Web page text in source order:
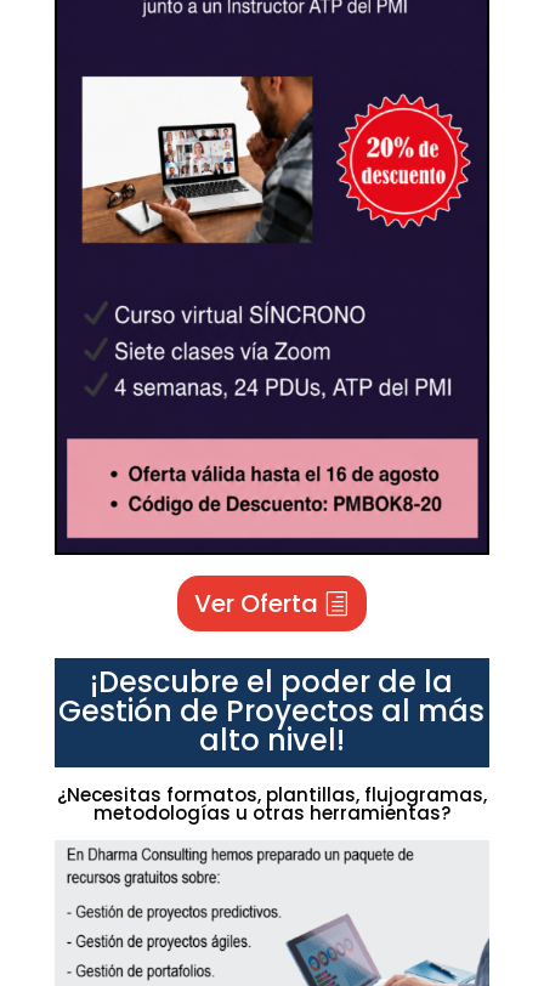
Ver Oferta
¡Descubre el poder de la
Gestión de Proyectos al más
alto nivel!
¿Necesitas formatos, plantillas, flujogramas,
metodologías u otras herramientas?